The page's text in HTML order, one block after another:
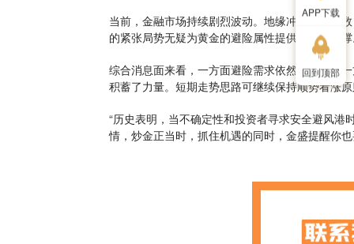
APP下载
回到顶部
当前，金融市场持续剧烈波动。地缘冲突仍存变
的紧张局势无疑为黄金的避险属性提供了潜在支
综合消息面来看，一方面避险需求依然存在，另
积蓄了力量。短期走势思路可继续保持顺势看涨
“历史表明，当不确定性和投资者寻求安全避风
情，炒金正当时，抓住机遇的同时，金盛提醒你